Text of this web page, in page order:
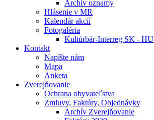
Archív oznamy
Hlásenie v MR
Kalendár akcií
Fotogaléria
Kultúrbár-Interreg SK - HU
Kontakt
Napíšte nám
Mapa
Anketa
Zverejňovanie
Ochrana obyvateľstva
Zmluvy, Faktúry, Objednávky
Archív Zverejňovanie